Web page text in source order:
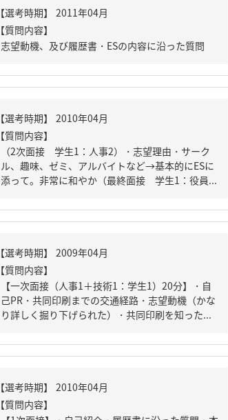
【質問内容】
志望動機、及び履歴書・ESの内容に沿った質問
【質問内容】
（2次面接 学生1：人事2）・志望理由・サーク
ル、趣味、ゼミ、アルバイトなど→基本的にESに
添って。非常に和やか（最終面接 学生1：役員...
【質問内容】
【一次面接（人事1＋技術1：学生1）20分】・自
己PR・共同印刷までの交通経路・志望動機（かな
り詳しく掘り下げられた）・共同印刷を知った...
【質問内容】